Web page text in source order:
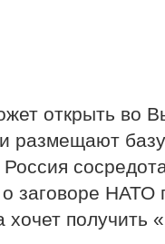
открыть во
размещают
о заговоре НАТО
хочет получить